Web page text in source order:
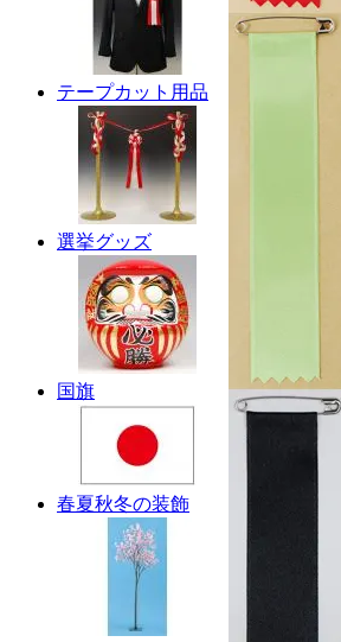
テープカット用品
選挙グッズ
国旗
春夏秋冬の装飾